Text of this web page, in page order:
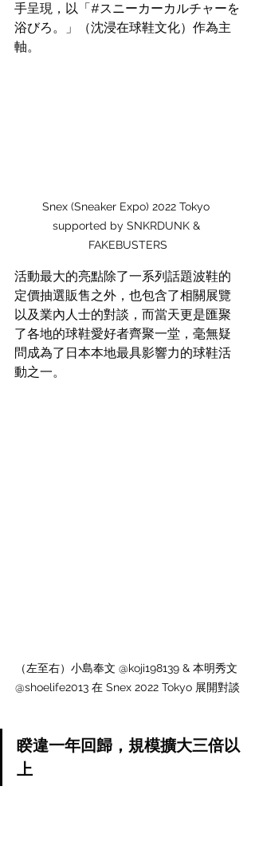
手呈現，以「#スニーカーカルチャーを
浴びろ。」（沈浸在球鞋文化）作為主
軸。
Snex (Sneaker Expo) 2022 Tokyo
supported by SNKRDUNK &
FAKEBUSTERS
活動最大的亮點除了一系列話題波鞋的
定價抽選販售之外，也包含了相關展覽
以及業內人士的對談，而當天更是匯聚
了各地的球鞋愛好者齊聚一堂，毫無疑
問成為了日本本地最具影響力的球鞋活
動之一。
（左至右）小島奉文 @koji198139 & 本明秀文
@shoelife2013 在 Snex 2022 Tokyo 展開對談
睽違一年回歸，規模擴大三倍以
上